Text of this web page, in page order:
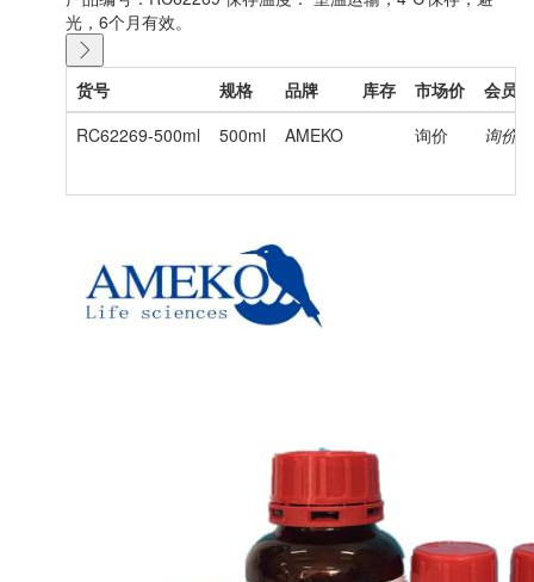
光，6个月有效。
货号 规格 品牌 库存 市场价
会员价
RC62269-500ml
500ml AMEKO 询价 询价